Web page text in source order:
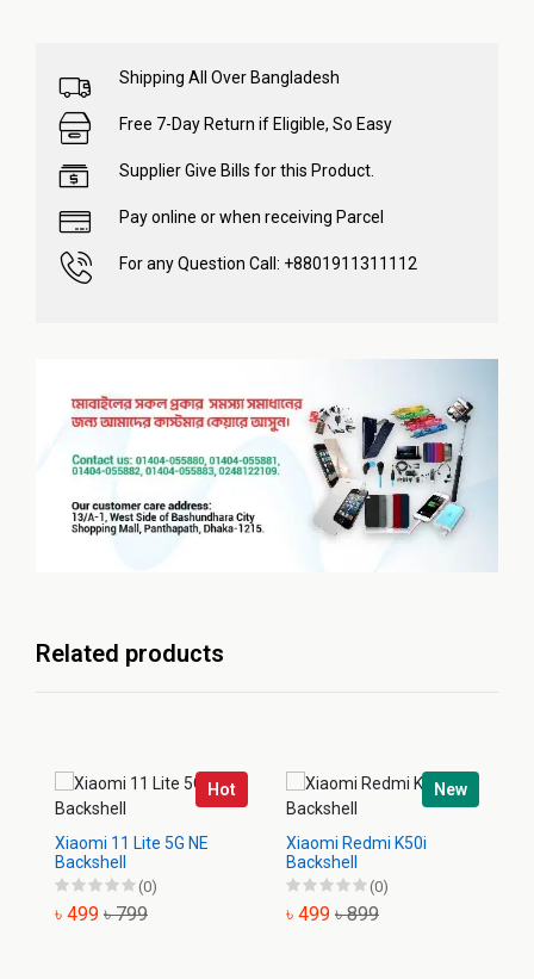
Shipping All Over Bangladesh
Free 7-Day Return if Eligible, So Easy
Supplier Give Bills for this Product.
Pay online or when receiving Parcel
For any Question Call: +8801911311112
Related products
Hot
Xiaomi 11 Lite 5G NE
Backshell
(0)
৳ 499 ৳ 799
New
Xiaomi Redmi K50i
Backshell
(0)
৳ 499 ৳ 899